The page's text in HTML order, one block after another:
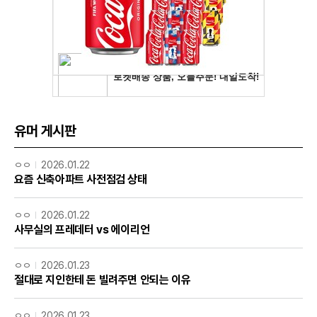
유머 게시판
ㅇㅇ 2026.01.22
요즘 신축아파트 사전점검 상태
ㅇㅇ 2026.01.22
사무실의 프레데터 vs 에이리언
ㅇㅇ 2026.01.23
절대로 지인한테 돈 빌려주면 안되는 이유